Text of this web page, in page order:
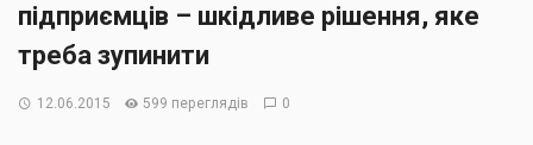
підприємців – шкідливе рішення, яке
треба зупинити
12.06.2015 599 переглядів 0